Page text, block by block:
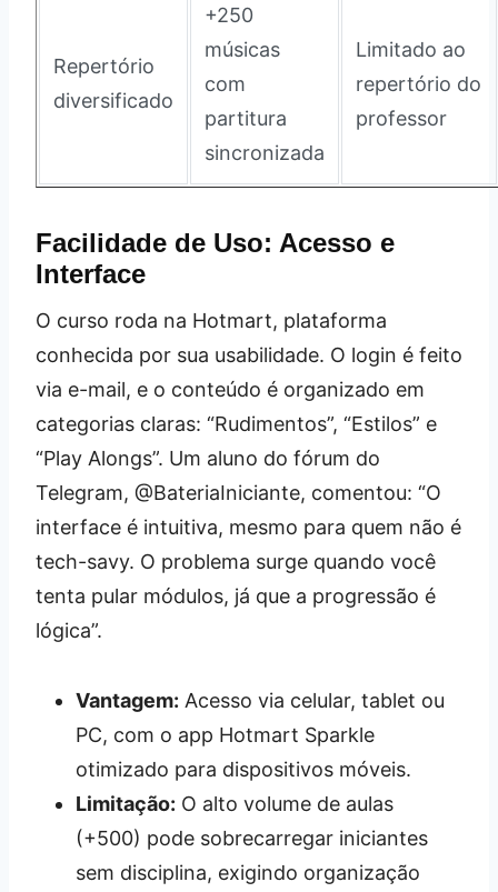
Repertório
diversificado
+250
músicas
com
partitura
sincronizada
Limitado ao
repertório do
professor
Facilidade de Uso: Acesso e
Interface
O curso roda na Hotmart, plataforma
conhecida por sua usabilidade. O login é feito
via e-mail, e o conteúdo é organizado em
categorias claras: “Rudimentos”, “Estilos” e
“Play Alongs”. Um aluno do fórum do
Telegram, @BateriaIniciante, comentou: “O
interface é intuitiva, mesmo para quem não é
tech-savy. O problema surge quando você
tenta pular módulos, já que a progressão é
lógica”.
Vantagem: Acesso via celular, tablet ou
PC, com o app Hotmart Sparkle
otimizado para dispositivos móveis.
Limitação: O alto volume de aulas
(+500) pode sobrecarregar iniciantes
sem disciplina, exigindo organização